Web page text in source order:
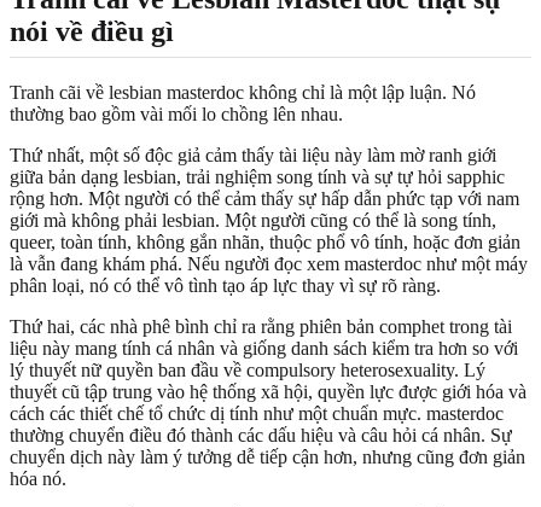
nói về điều gì
Tranh cãi về lesbian masterdoc không chỉ là một lập luận. Nó
thường bao gồm vài mối lo chồng lên nhau.
Thứ nhất, một số độc giả cảm thấy tài liệu này làm mờ ranh giới
giữa bản dạng lesbian, trải nghiệm song tính và sự tự hỏi sapphic
rộng hơn. Một người có thể cảm thấy sự hấp dẫn phức tạp với nam
giới mà không phải lesbian. Một người cũng có thể là song tính,
queer, toàn tính, không gắn nhãn, thuộc phổ vô tính, hoặc đơn giản
là vẫn đang khám phá. Nếu người đọc xem masterdoc như một máy
phân loại, nó có thể vô tình tạo áp lực thay vì sự rõ ràng.
Thứ hai, các nhà phê bình chỉ ra rằng phiên bản comphet trong tài
liệu này mang tính cá nhân và giống danh sách kiểm tra hơn so với
lý thuyết nữ quyền ban đầu về compulsory heterosexuality. Lý
thuyết cũ tập trung vào hệ thống xã hội, quyền lực được giới hóa và
cách các thiết chế tổ chức dị tính như một chuẩn mực. masterdoc
thường chuyển điều đó thành các dấu hiệu và câu hỏi cá nhân. Sự
chuyển dịch này làm ý tưởng dễ tiếp cận hơn, nhưng cũng đơn giản
hóa nó.